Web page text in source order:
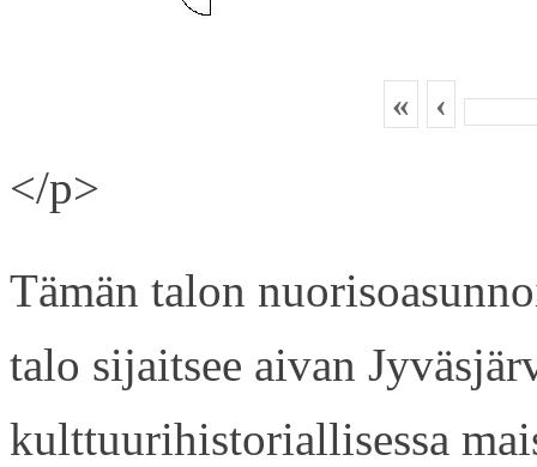
« ‹
</p>
Tämän talon
talo sijaitsee aivan
kulttuurihistoriallisessa